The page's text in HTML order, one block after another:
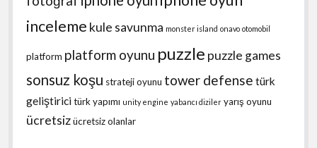
inceleme kule savunma monster island onavo otomobil
platform platform oyunu puzzle puzzle games
sonsuz koşu strateji oyunu tower defense türk
geliştiricitürk yapımı unity engine yabancı diziler yarış oyunu
ücretsizücretsiz olanlar